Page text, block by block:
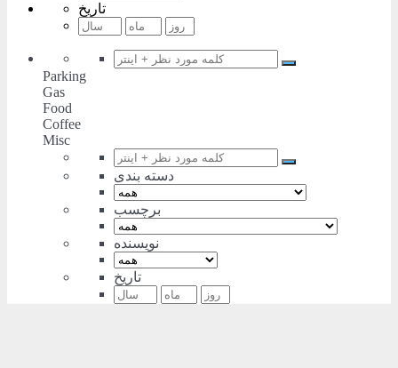
تاریخ
Parking
Gas
Food
Coffee
Misc
دسته بندی
برچسب
نویسنده
تاریخ